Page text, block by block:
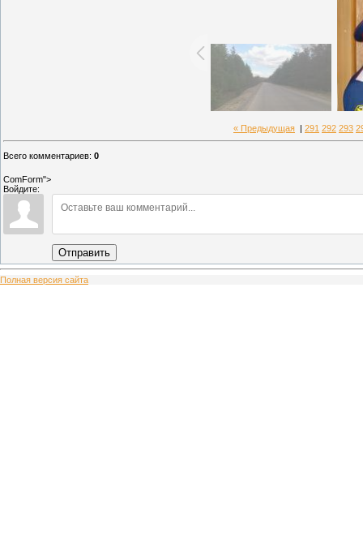
« Предыдущая 291 292 293
Всего комментариев: 0
ComForm">
Войдите:
Отправить
Полная версия сайта